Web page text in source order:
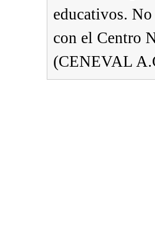
educativos.
con el Centro
(CENEVAL